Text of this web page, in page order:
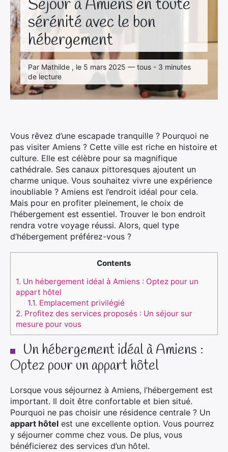
Séjour à Amiens en toute
sérénité avec le bon
hébergement
Par Mathilde , le 5 mars 2025 — tous - 3 minutes
de lecture
Vous rêvez d’une escapade tranquille ? Pourquoi ne
pas visiter Amiens ? Cette ville est riche en histoire et
culture. Elle est célèbre pour sa magnifique
cathédrale. Ses canaux pittoresques ajoutent un
charme unique. Vous souhaitez vivre une expérience
inoubliable ? Amiens est l’endroit idéal pour cela.
Mais pour en profiter pleinement, le choix de
l’hébergement est essentiel. Trouver le bon endroit
rendra votre voyage réussi. Alors, quel type
d’hébergement préférez-vous ?
Contents
1. Un hébergement idéal à Amiens : Optez pour un
appart hôtel
1.1. Emplacement privilégié
2. Profitez des services proposés : Un séjour sur
mesure pour vous
Un hébergement idéal à Amiens :
Optez pour un appart hôtel
Lorsque vous séjournez à Amiens, l’hébergement est
important. Il doit être confortable et bien situé.
Pourquoi ne pas choisir une résidence centrale ? Un
appart hôtel est une excellente option. Vous pourrez
y séjourner comme chez vous. De plus, vous
bénéficierez des services d’un hôtel.